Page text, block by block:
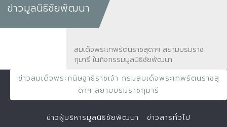
ข่าวมูลนิธิชัยพัฒนา
สมเด็จพระเทพรัตนราชสุดาฯ สยามบรมราช
กุมารี ในกิจกรรมมูลนิธิชัยพัฒนา
ข่าวสมเด็จพระกนิษฐาธิราชเจ้า กรมสมเด็จพระเทพรัตนราชสุ
ดาฯ สยามบรมราชกุมารี
ข่าวผู้บริหารมูลนิธิชัยพัฒนา ข่าวสารทั่วไป